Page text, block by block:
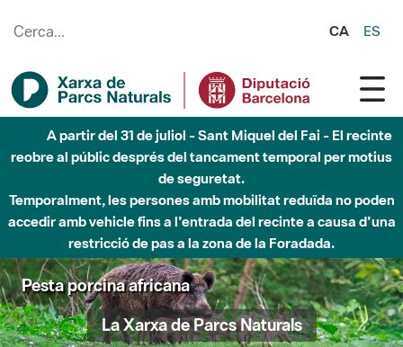
CA ES
A partir del 31 de juliol - Sant Miquel del Fai - El recinte
reobre al públic després del tancament temporal per motius
de seguretat.
Temporalment, les persones amb mobilitat reduïda no poden
accedir amb vehicle fins a l'entrada del recinte a causa d'una
restricció de pas a la zona de la Foradada.
Pesta porcina africana
La Xarxa de Parcs Naturals